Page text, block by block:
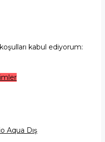
kabul ediyorum: